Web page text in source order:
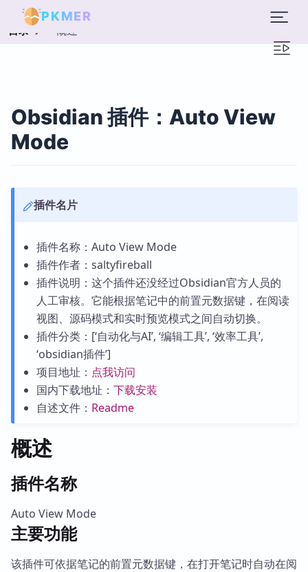
PKMER
目录 概述
Obsidian 插件：Auto View
Mode
插件名片
插件名称：Auto View Mode
插件作者：saltyfireball
插件说明：这个插件还没经过Obsidian官方人员的
人工审核。它能根据笔记中的前置元数据键，在阅读
视图、源码模式和实时预览模式之间自动切换。
插件分类：[‘自动化与AI’, ‘编辑工具’, ‘效率工具’,
‘obsidian插件’]
项目地址： 点我访问
国内下载地址： 下载安装
自述文件： Readme
概述
插件名称
Auto View Mode
主要功能
该插件可依据笔记的前置元数据键，在打开笔记时自动在阅